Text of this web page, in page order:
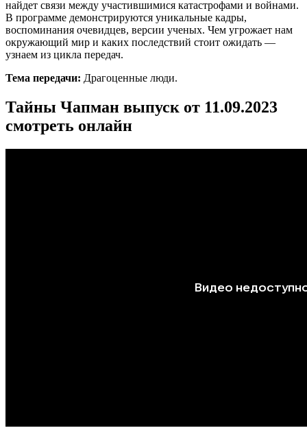
найдет связи между участившимися катастрофами и войнами.
В программе демонстрируются уникальные кадры,
воспоминания очевидцев, версии ученых. Чем угрожает нам
окружающий мир и каких последствий стоит ожидать —
узнаем из цикла передач.
Тема передачи: Драгоценные люди.
Тайны Чапман выпуск от 11.09.2023
смотреть онлайн